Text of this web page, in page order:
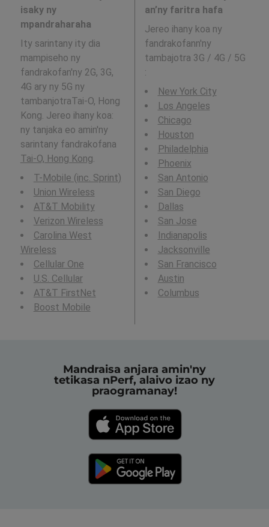
isaky ny
mpandraharaha
Ity sarintany ity dia
mampiseho ny
fandrakofan'ny 2G, 3G,
4G ary ny 5G ny
tambanjotraTai-O, Hong
Kong. Jereo ihany koa:
ny tanjaka eo amin'ny
sarintany fandrakofana
Tai-O, Hong Kong.
T-Mobile (inc. Sprint)
Union Wireless
AT&T Mobility
Verizon Wireless
Carolina West
Wireless
Cellular One
U.S. Cellular
AT&T FirstNet
Boost Mobile
an’ny faritra hafa
Jereo ihany koa ny
fandrakofann'ny
tambajotra 3G / 4G / 5G
:
New York City
Los Angeles
Chicago
Houston
Philadelphia
Phoenix
San Antonio
San Diego
Dallas
San Jose
Indianapolis
Jacksonville
San Francisco
Austin
Columbus
Mandraisa anjara amin'ny
tetikasa nPerf, alaivo izao ny
praogramanay!